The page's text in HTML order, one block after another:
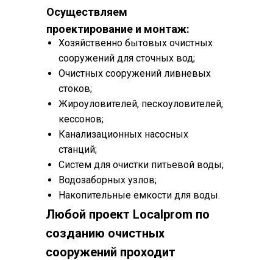
Осуществляем
проектирование и монтаж:
Хозяйственно бытовых очистных
сооружений для сточных вод;
Очистных сооружений ливневых
стоков;
Жироуловителей, пескоуловителей,
кессонов;
Канализационных насосных
станций;
Систем для очистки питьевой воды;
Водозаборных узлов;
Накопительные емкости для воды.
Любой проект Localprom по
созданию очистных
сооружений проходит